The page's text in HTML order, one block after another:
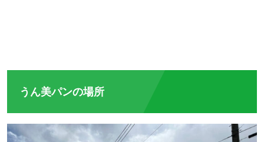
うん美パンの場所